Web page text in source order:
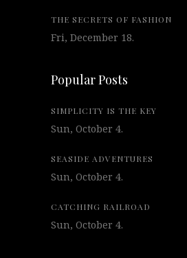
THE SECRETS OF FASHION
Fri, December 18.
Popular Posts
SIMPLICITY IS THE KEY
Sun, October 4.
SEASIDE ADVENTURES
Sun, October 4.
CATCHING RAILROAD
Sun, October 4.